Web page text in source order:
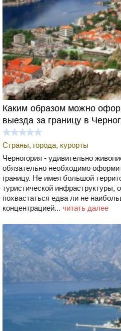
Каким образом можно
выезда за границу в
Страны, города, курорты
Черногория - удивительно
обязательно необходимо
границу. Не имея большой
туристической инфраструктуры,
похвастаться едва ли не
концентрацией... читать далее